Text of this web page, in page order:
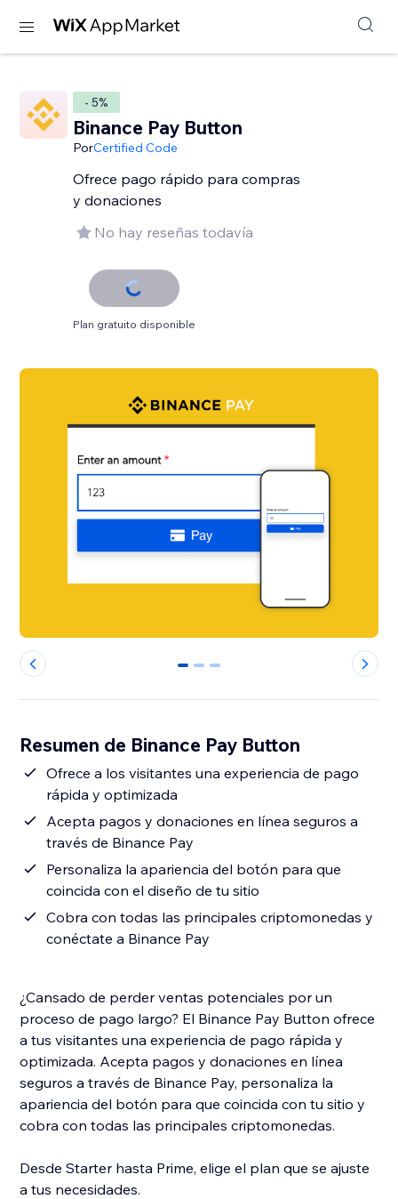
- 5%
Binance Pay Button
PorCertified Code
Ofrece pago rápido para compras
y donaciones
No hay reseñas todavía
Plan gratuito disponible
0 1 2
Resumen de Binance Pay Button
Ofrece a los visitantes una experiencia de pago
rápida y optimizada
Acepta pagos y donaciones en línea seguros a
través de Binance Pay
Personaliza la apariencia del botón para que
coincida con el diseño de tu sitio
Cobra con todas las principales criptomonedas y
conéctate a Binance Pay
¿Cansado de perder ventas potenciales por un
proceso de pago largo? El Binance Pay Button ofrece
a tus visitantes una experiencia de pago rápida y
optimizada. Acepta pagos y donaciones en línea
seguros a través de Binance Pay, personaliza la
apariencia del botón para que coincida con tu sitio y
cobra con todas las principales criptomonedas.
Desde Starter hasta Prime, elige el plan que se ajuste
a tus necesidades.